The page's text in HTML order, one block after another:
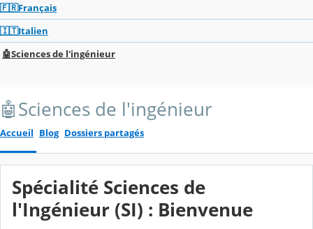
🇫🇷Français
🇮🇹Italien
🤖Sciences de l'ingénieur
🤖Sciences de l'ingénieur
Accueil Blog Dossiers partagés
Spécialité Sciences de
l'Ingénieur (SI) : Bienvenue